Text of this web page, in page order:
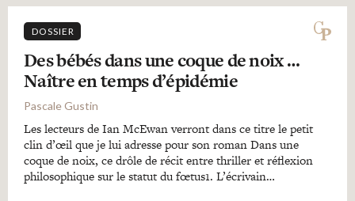
DOSSIER
Des bébés dans une coque de noix …
Naître en temps d’épidémie
Pascale Gustin
Les lecteurs de Ian McEwan verront dans ce titre le petit
clin d’œil que je lui adresse pour son roman Dans une
coque de noix, ce drôle de récit entre thriller et réflexion
philosophique sur le statut du fœtus1. L’écrivain…